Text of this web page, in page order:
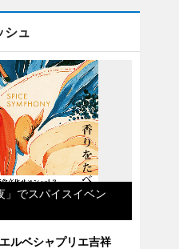
シュ
」でスパイスイベン
エルベシャプリエ吉祥